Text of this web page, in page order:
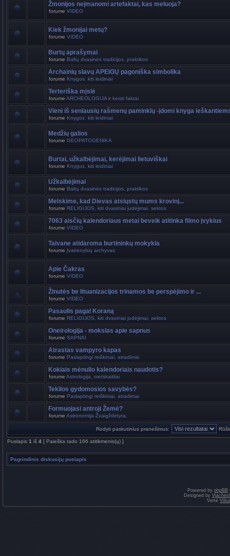
Žmonijos neįmanomi artefaktai, kas meluoja?
forume VIDEO
Kiek žmonijai metų?
forume VIDEO
Burtų aprašymai
forume Baltų dvasinės tradicijos, praktikos
Archainių slavų APEIGŲ pagoniška simbolika
forume Knygos. kiti leidiniai
Terteriška mįslė
forume ARCHEOLOGIJA ir keisti faktai
Vieni iš seniausių rašmenų paminklų -įdomi knyga
forume Knygos. kiti leidiniai
Medžių galios
forume GEOPATOGENIKA
Burtai, užkalbėjimai, kerėjimai lietuviškai
forume Knygos. kiti leidiniai
Užkalbėjimai
forume Baltų dvasinės tradicijos, praktikos
Melskime, kad Dievas atsiųstų mums krovinį...
forume RELIGIJOS, kiti dvasiniai judėjimai, sektos
7063 aisčių kalendoriaus metai beveik atitinka filmo įvykius
forume VIDEO
Taivane atidaroma burtininkų mokykla
forume Įvairenybių archyvas
Apie Čakras
forume VIDEO
Žinutės be lituanizacijos trinamos be perspėjimo ir ...
forume VIDEO
Pasaulis pagal Koraną
forume RELIGIJOS, kiti dvasiniai judėjimai, sektos
Oneirologija - mokslas apie sapnus
forume SAPNAI
Atrastas vampyro kapas
forume Paslaptingi reiškiniai, atradimai
Kokiais mėnulio kalendoriais naudotis?
forume Astrologija, metskaitliai
Tekilos gydomosios savybės?
forume Paslaptingi reiškiniai, atradimai
Formuojasi antroji Žemė?
forume Astronomija-Žvaigždėtyra,
Rodyti paskutinius pranešimus:
Puslapis 1 iš 4 [ Paieška rado 166 atitikmenis(ų) ]
Pagrindinis diskusijų puslapis
Powered by phpBB
Designed by
Vertė